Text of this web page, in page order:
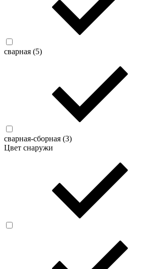
сварная (5)
сварная-сборная (3)
Цвет снаружи